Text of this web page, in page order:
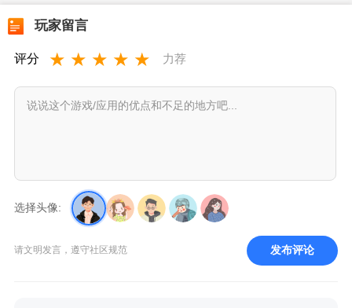
玩家留言
评分 ★ ★ ★ ★ ★ 力荐
选择头像:
请文明发言，遵守社区规范 发布评论